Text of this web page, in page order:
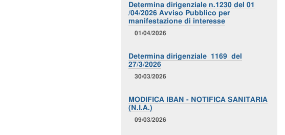
Determina dirigenziale n.1230 del 01
/04/2026 Avviso Pubblico per
manifestazione di interesse
01/04/2026
Determina dirigenziale 1169 del
27/3/2026
30/03/2026
MODIFICA IBAN - NOTIFICA SANITARIA
(N.I.A.)
09/03/2026